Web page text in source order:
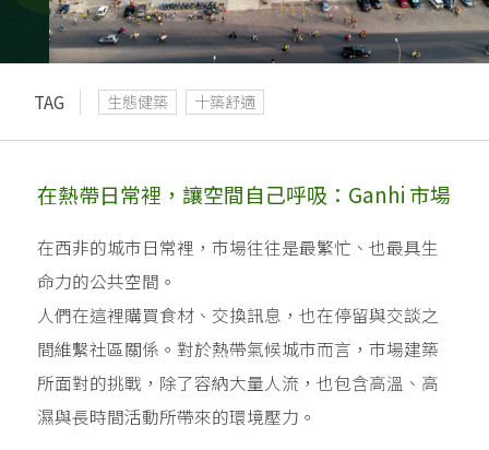
TAG 生態健築 十築舒適
在熱帶日常裡，讓空間自己呼吸：Ganhi 市場
在西非的城市日常裡，市場往往是最繁忙、也最具生
命力的公共空間。
人們在這裡購買食材、交換訊息，也在停留與交談之
間維繫社區關係。對於熱帶氣候城市而言，市場建築
所面對的挑戰，除了容納大量人流，也包含高溫、高
濕與長時間活動所帶來的環境壓力。